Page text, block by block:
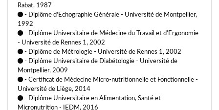
Rabat, 1987
- Diplôme d'Echographie Générale - Université de Montpellier,
1992
- Diplôme Universitaire de Médecine du Travail et d'Ergonomie
- Université de Rennes 1, 2002
- Diplôme de Métrologie - Université de Rennes 1, 2002
- Diplôme Universitaire de Diabétologie - Université de
Montpellier, 2009
- Certificat de Médecine Micro-nutritionnelle et Fonctionnelle -
Université de Liège, 2014
- Diplôme Universitaire en Alimentation, Santé et
Micronutrition - IEDM, 2016